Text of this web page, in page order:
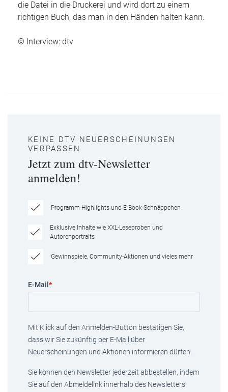
die Datei in die Druckerei und wird dort zu einem
richtigen Buch, das man in den Händen halten kann.
© Interview: dtv
KEINE DTV NEUERSCHEINUNGEN
VERPASSEN
Jetzt zum dtv-Newsletter
anmelden!
Programm-Highlights und E-Book-Schnäppchen
Exklusive Inhalte wie XXL-Leseproben und
Autorenportraits
Gewinnspiele, Community-Aktionen und vieles mehr
E-Mail *
Mit Klick auf den Anmelden-Button bestätigen Sie,
dass wir Sie zukünftig per E-Mail über
Neuerscheinungen und Aktionen informieren dürfen.
Sie können den Newsletter jederzeit abbestellen, indem
Sie auf den Abmeldelink innerhalb des Newsletters